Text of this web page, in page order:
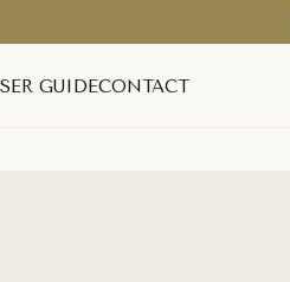
GUIDECONTACT